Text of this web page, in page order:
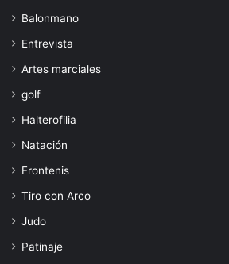
Balonmano
Entrevista
Artes marciales
golf
Halterofilia
Natación
Frontenis
Tiro con Arco
Judo
Patinaje